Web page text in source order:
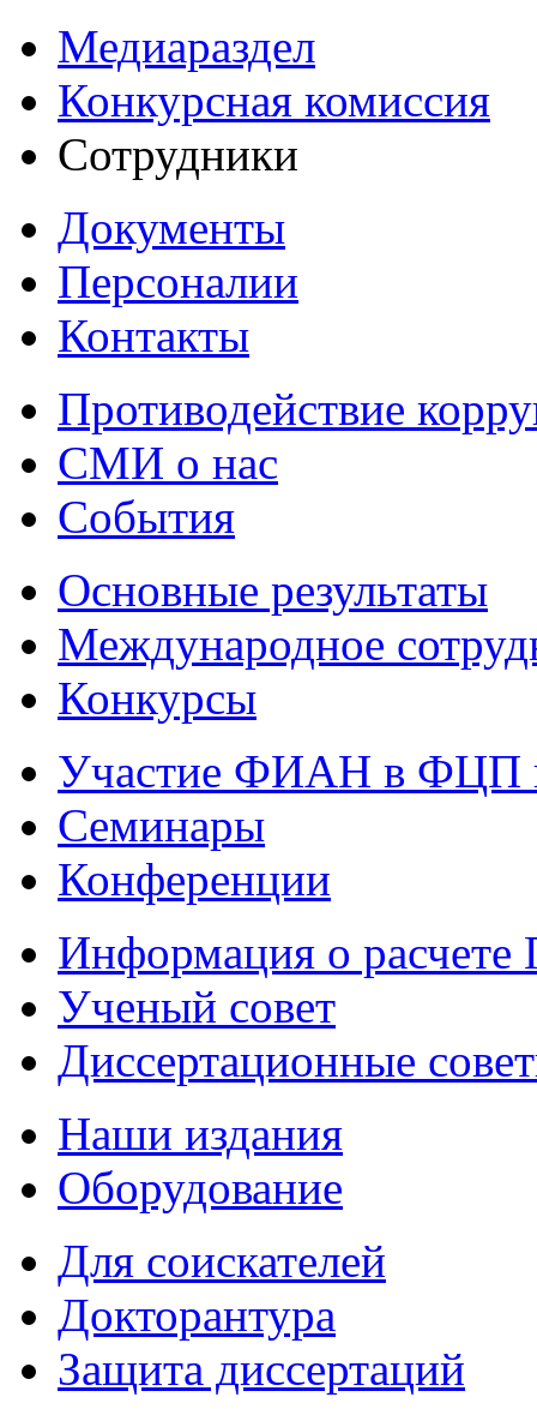
Медиараздел
Конкурсная комиссия
Сотрудники
Документы
Персоналии
Контакты
Противодействие
СМИ о нас
События
Основные результаты
Международное
Конкурсы
Участие ФИАН в ФЦП
Семинары
Конференции
Информация о
Ученый совет
Диссертационные
Наши издания
Оборудование
Для соискателей
Докторантура
Защита диссертаций